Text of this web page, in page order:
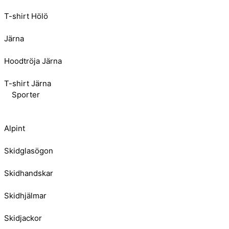
T-shirt Hölö
Järna
Hoodtröja Järna
T-shirt Järna
Sporter
Alpint
Skidglasögon
Skidhandskar
Skidhjälmar
Skidjackor